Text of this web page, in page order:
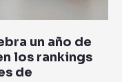
un año de
los rankings
de